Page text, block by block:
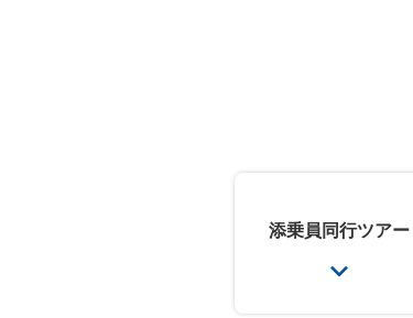
添乗員 同行ツアー